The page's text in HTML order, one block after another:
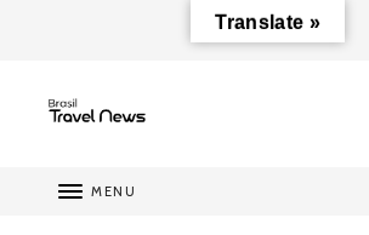
MENU
Translate »